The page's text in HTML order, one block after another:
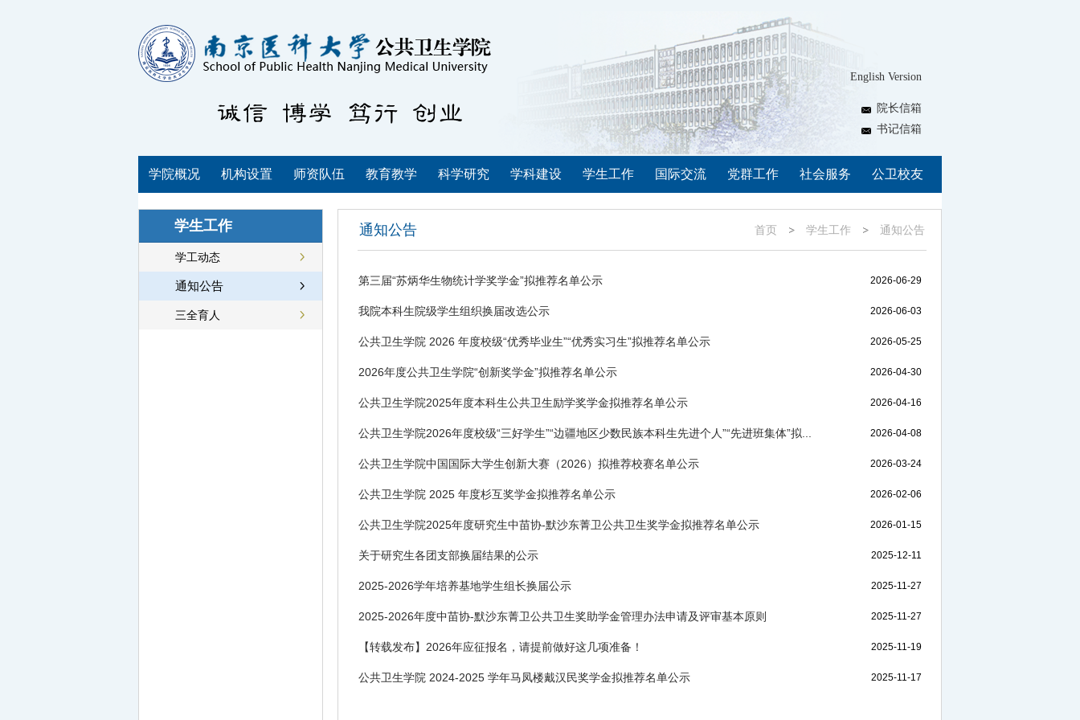
English Version
院长信箱
书记信箱
学院概况 机构设置 师资队伍 教育教学 科学研究 学科建设 学生工作 国际交流 党群工作 社会服务 公卫校友
学生工作
学工动态
通知公告
三全育人
通知公告 首页 学生工作 通知公告
第三届“苏炳华生物统计学奖学金”拟推荐名单公示 2026-06-29
我院本科生院级学生组织换届改选公示 2026-06-03
公共卫生学院 2026 年度校级“优秀毕业生”“优秀实习生”拟推荐名单公示 2026-05-25
2026年度公共卫生学院“创新奖学金”拟推荐名单公示 2026-04-30
公共卫生学院2025年度本科生公共卫生励学奖学金拟推荐名单公示 2026-04-16
公共卫生学院2026年度校级“三好学生”“边疆地区少数民族本科生先进个人”“先进班集体”拟... 2026-04-08
公共卫生学院中国国际大学生创新大赛（2026）拟推荐校赛名单公示 2026-03-24
公共卫生学院 2025 年度杉互奖学金拟推荐名单公示 2026-02-06
公共卫生学院2025年度研究生中苗协-默沙东菁卫公共卫生奖学金拟推荐名单公示 2026-01-15
关于研究生各团支部换届结果的公示 2025-12-11
2025-2026学年培养基地学生组长换届公示 2025-11-27
2025-2026年度中苗协-默沙东菁卫公共卫生奖助学金管理办法申请及评审基本原则 2025-11-27
【转载发布】2026年应征报名，请提前做好这几项准备！ 2025-11-19
公共卫生学院 2024-2025 学年马凤楼戴汉民奖学金拟推荐名单公示 2025-11-17